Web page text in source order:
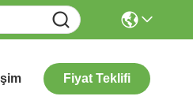
Fiyat Teklifi